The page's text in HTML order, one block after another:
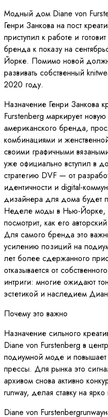
Модный дом Diane von
Генри Занкова на пост
приступил к работе и
бренда к показу на
Йорке. Помимо новой
развивать собственный
2020 году.
Назначение Генри Занкова
Furstenberg маркирует
американского бренда,
комбинациями и
своими графичными
уже официально вступил в
стратегию DVF — от
идентичности и digital-
дизайнера для дома будет
Неделе моды в Нью-Йорке,
посмотрит, как его
Для самого бренда это
усилению позиций на
лет более сдержанного
отказывается от
интриги: многие ожидают
эстетикой и наследием
Почему это важно
Назначение сильного
Diane von Furstenberg в
подиумной моде и
прессы. Для рынка это
архивом снова активно
runway, делая ставку на
Diane von Furstenbergrunway